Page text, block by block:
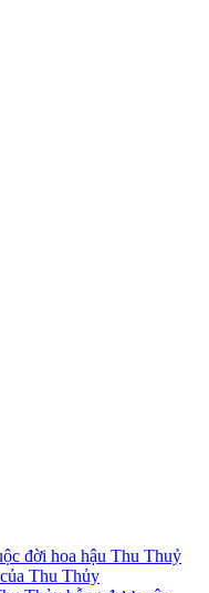
đời hoa hậu Thu Thuỷ
Thu Thủy